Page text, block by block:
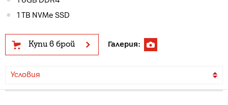
1TB NVMe SSD
Купи в брой Галерия:
Условия